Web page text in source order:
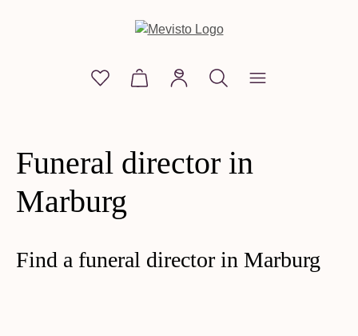
You have 0 wishlist items
Shopping cart contains 0 items.
Funeral director in
Marburg
Find a funeral director in Marburg